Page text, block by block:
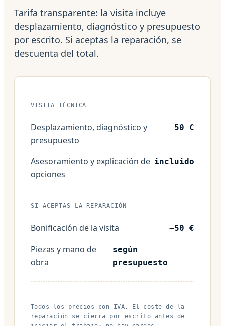
Tarifa transparente: la visita incluye
desplazamiento, diagnóstico y presupuesto
por escrito. Si aceptas la reparación, se
descuenta del total.
VISITA TÉCNICA
Desplazamiento, diagnóstico y
presupuesto
50 €
Asesoramiento y explicación de
opciones
incluido
SI ACEPTAS LA REPARACIÓN
Bonificación de la visita −50 €
Piezas y mano de
obra
según
presupuesto
Todos los precios con IVA. El coste de la
reparación se cierra por escrito antes de